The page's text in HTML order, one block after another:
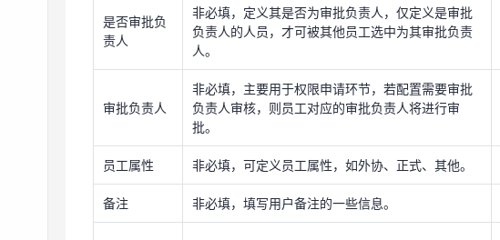
备注 非必填，填写用户备注的一些信息。
非必填，若未选择，则默认是永久有效，可选择账
号到期时间，在到期时间之后，该账号将被设置为
禁用状态，被禁用的账号在登录后将进行拦截，需
重新设置有效期，其账号状态才变成启用。若是被
手动禁用的账号，在账号有效期过期后，除重新设
置有效期外，还需手动进行账号启用。
是否审批负
责人
非必填，定义其是否为审批负责人，仅定义是审批
负责人的人员，才可被其他员工选中为其审批负责
人。
审批负责人
非必填，主要用于权限申请环节，若配置需要审批
负责人审核，则员工对应的审批负责人将进行审
批。
员工属性 非必填，可定义员工属性，如外协、正式、其他。
备注 非必填，填写用户备注的一些信息。